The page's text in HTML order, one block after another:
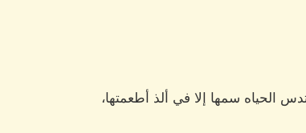
الحياه سمها إلا في ألذ أطعمتها،